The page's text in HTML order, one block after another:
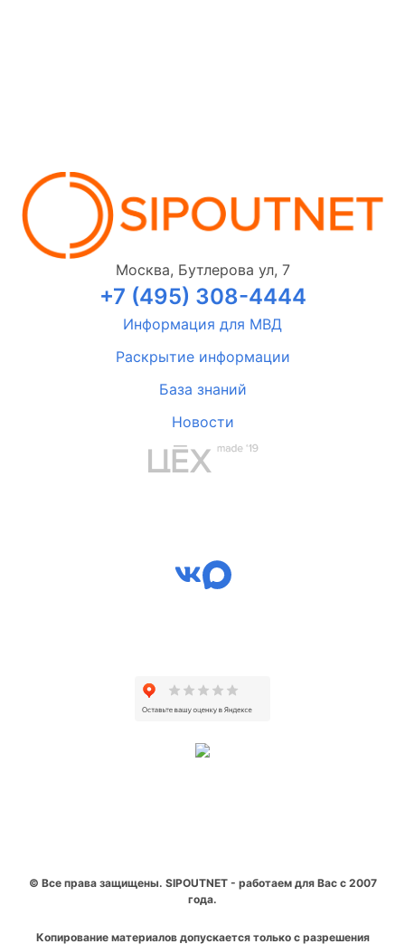
Москва, Бутлерова ул, 7
+7 (495) 308-4444
Информация для МВД
Раскрытие информации
База знаний
Новости
© Все права защищены. SIPOUTNET - работаем для Вас с 2007
года.
Копирование материалов допускается только с разрешения